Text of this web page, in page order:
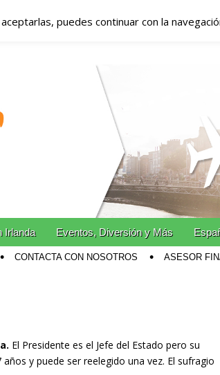
– Vivir en
en Irlanda
Irlanda Eventos, Diversión y Más
CONTACTA CON NOSOTROS ASESOR
El Presidente es el Jefe del Estado pero su
y puede ser reelegido una vez. El sufragio
puedes continuar con la